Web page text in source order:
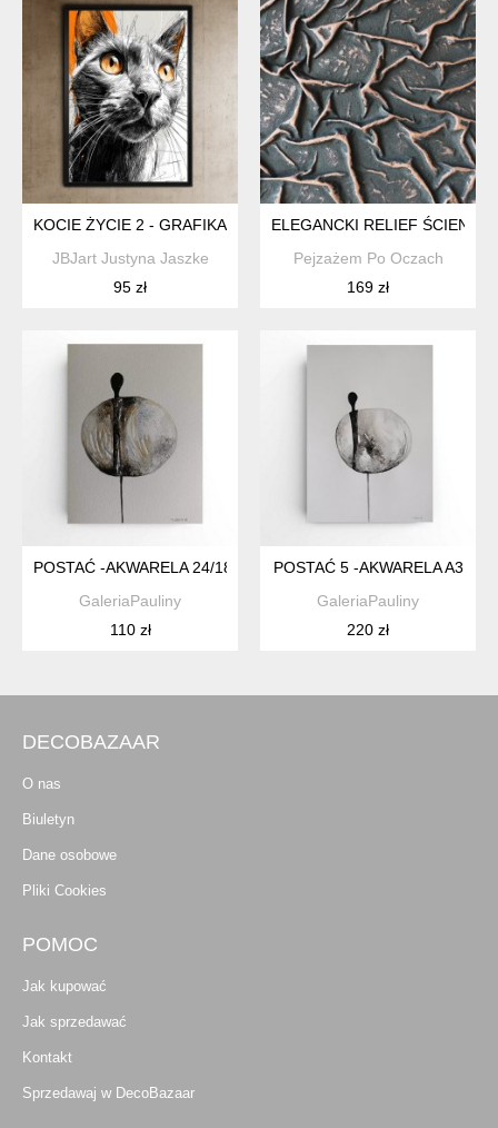
KOCIE ŻYCIE 2 - GRAFIKA NA PLAKACIE NA A3
JBJart Justyna Jaszke
95 zł
ELEGANCKI RELIEF
Pejzażem Po Oczach
169 zł
POSTAĆ -AKWARELA 24/18 CM
GaleriaPauliny
110 zł
POSTAĆ 5 -AKWARELA A3
GaleriaPauliny
220 zł
DECOBAZAAR
O nas
Biuletyn
Dane osobowe
Pliki Cookies
POMOC
Jak kupować
Jak sprzedawać
Kontakt
Sprzedawaj w DecoBazaar